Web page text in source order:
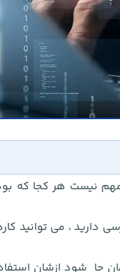
مهم نیست هر کجا که
دارید ، می توانید
جا شود ازشان